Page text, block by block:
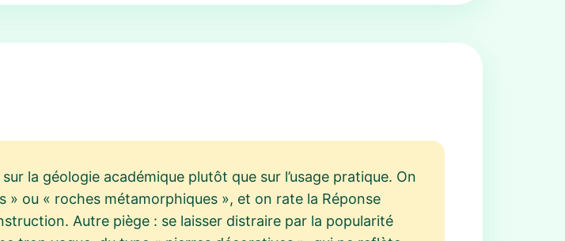
la géologie académique plutôt que sur l’usage pratique. On
ou « roches métamorphiques », et on rate la Réponse
Autre piège : se laisser distraire par la popularité